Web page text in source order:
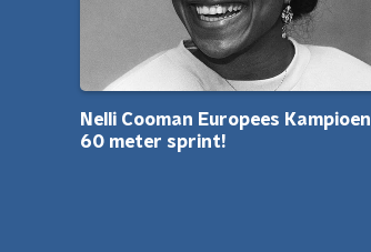
Nelli Cooman Europees Kampioen
60 meter sprint!